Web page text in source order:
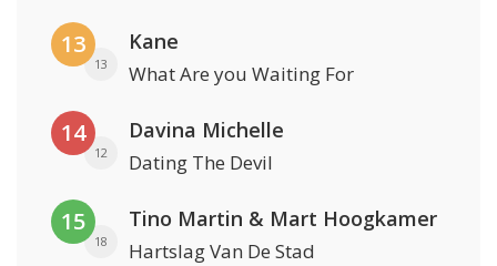
13
13
Kane
What Are you Waiting For
14
12
Davina Michelle
Dating The Devil
15
18
Tino Martin & Mart Hoogkamer
Hartslag Van De Stad